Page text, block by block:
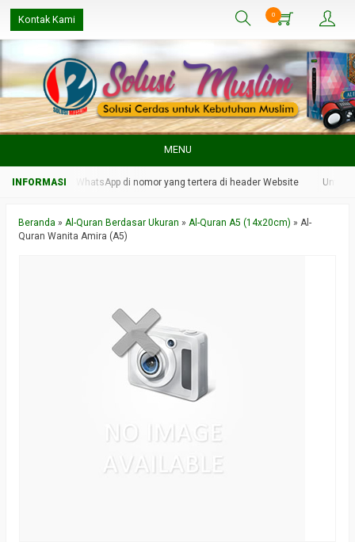
Kontak Kami 0
MENU
melalui WhatsApp di nomor yang tertera di header Website Untuk
Beranda » Al-Quran Berdasar Ukuran » Al-Quran A5 (14x20cm) » Al-
Quran Wanita Amira (A5)